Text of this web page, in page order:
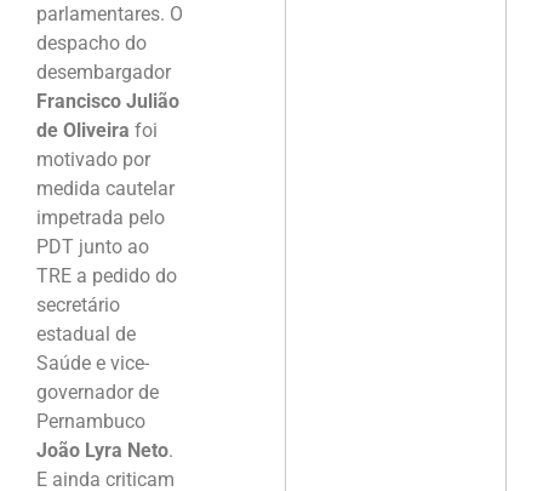
parlamentares. O
despacho do
desembargador
Francisco Julião
de Oliveira foi
motivado por
medida cautelar
impetrada pelo
PDT junto ao
TRE a pedido do
secretário
estadual de
Saúde e vice-
governador de
Pernambuco
João Lyra Neto.
E ainda criticam